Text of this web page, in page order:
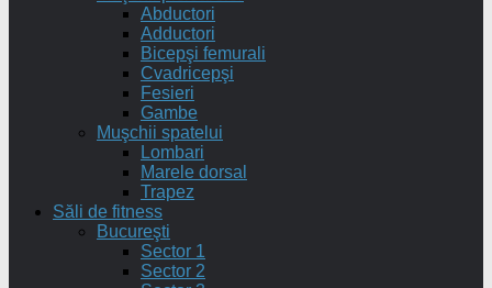
Abductori
Adductori
Bicepşi femurali
Cvadricepşi
Fesieri
Gambe
Muşchii spatelui
Lombari
Marele dorsal
Trapez
Săli de fitness
Bucureşti
Sector 1
Sector 2